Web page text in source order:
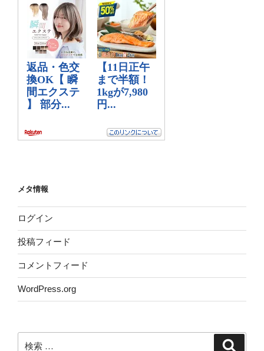
メタ情報
ログイン
投稿フィード
コメントフィード
WordPress.org